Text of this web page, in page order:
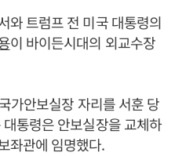
와 트럼프 전 미국 대통령의
이 바이든시대의 외교수장
가안보실장 자리를 서훈 당
통령은 안보실장을 교체하
좌관에 임명했다.